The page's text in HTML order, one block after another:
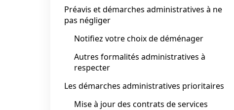
Préavis et démarches administratives à ne
pas négliger
Notifiez votre choix de déménager
Autres formalités administratives à
respecter
Les démarches administratives prioritaires
Mise à jour des contrats de services